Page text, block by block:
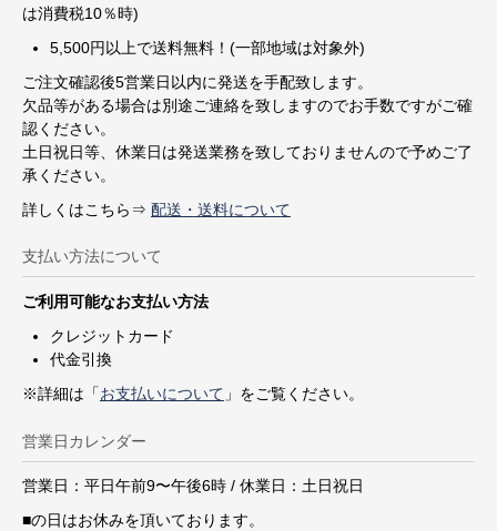
は消費税10％時)
5,500円以上で送料無料！(一部地域は対象外)
ご注文確認後5営業日以内に発送を手配致します。
欠品等がある場合は別途ご連絡を致しますのでお手数ですがご確
認ください。
土日祝日等、休業日は発送業務を致しておりませんので予めご了
承ください。
詳しくはこちら⇒ 配送・送料について
支払い方法について
ご利用可能なお支払い方法
クレジットカード
代金引換
※詳細は「お支払いについて 」をご覧ください。
営業日カレンダー
営業日：平日午前9〜午後6時 / 休業日：土日祝日
■の日はお休みを頂いております。